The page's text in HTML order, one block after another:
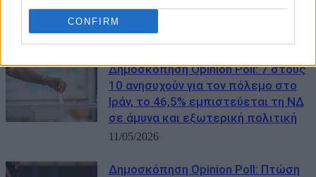
CONFIRM
ΜΠΟΡΕΙ ΝΑ ΣΑΣ ΕΝΔΙΑΦΕΡΕΙ
Δημοσκόπηση Opinion Poll: 7 στους
10 ανησυχούν για τον πόλεμο στο
Ιράν, το 46,5% εμπιστεύεται τη ΝΔ
σε άμυνα και εξωτερική πολιτική
11/05/2026
Δημοσκόπηση Opinion Poll: Πτώση